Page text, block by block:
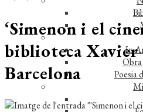
In
Obra
Poesia
‘Simenon i el
biblioteca Xavier
Barcelona